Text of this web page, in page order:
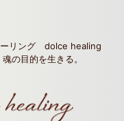
ーリング dolce healing
の目的を生きる。